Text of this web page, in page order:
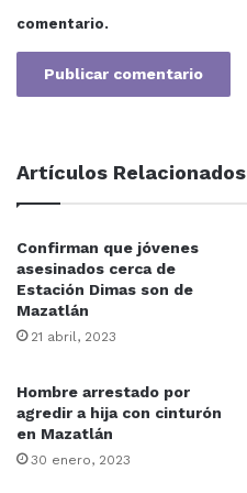
comentario.
Artículos Relacionados
Confirman que jóvenes
asesinados cerca de
Estación Dimas son de
Mazatlán
21 abril, 2023
Hombre arrestado por
agredir a hija con cinturón
en Mazatlán
30 enero, 2023